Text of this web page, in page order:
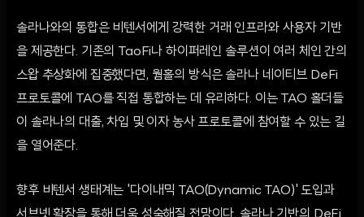
솔라나와의 통합은 비텐서에게 강력한 거래 인프라와 사용자 기반
을 제공한다. 기존의 TaoFi나 하이퍼레인 솔루션이 여러 체인 간의
스왑 추상화에 집중했다면, 웜홀의 방식은 솔라나 네이티브 DeFi
프로토콜에 TAO를 직접 통합하는 데 유리하다. 이는 TAO 홀더들
이 솔라나의 대출, 차입 및 이자 농사 프로토콜에 참여할 수 있는 길
을 열어준다.
향후 비텐서 생태계는 '다이내믹 TAO(Dynamic TAO)' 도입과